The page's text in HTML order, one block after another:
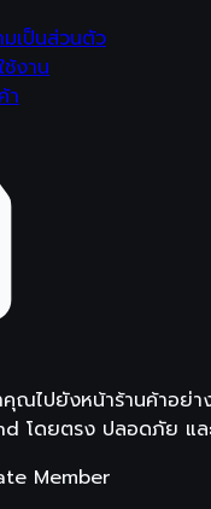
เป็นส่วนตัว
ช้งาน
า
ณไปยังหน้าร้านค้าอย่า
โดยตรง ปลอดภัย แล
Member